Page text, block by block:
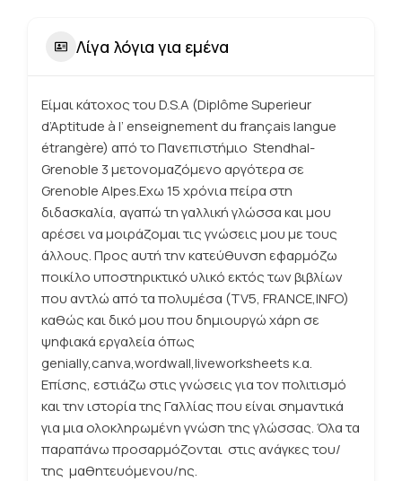
Λίγα λόγια για εμένα
Είμαι κάτοχος του D.S.A (Diplôme Superieur
d’Aptitude à l’ enseignement du français langue
étrangère) από το Πανεπιστήμιο Stendhal-
Grenoble 3 μετoνομαζόμενο αργότερα σε
Grenoble Alpes.Εχω 15 χρόνια πείρα στη
διδασκαλία, αγαπώ τη γαλλική γλώσσα και μου
αρέσει να μοιράζομαι τις γνώσεις μου με τους
άλλους. Προς αυτή την κατεύθυνση εφαρμόζω
ποικίλο υποστηρικτικό υλικό εκτός των βιβλίων
που αντλώ από τα πολυμέσα (TV5, FRANCE,INFO)
καθώς και δικό μου που δημιουργώ χάρη σε
ψηφιακά εργαλεία όπως
genially,canva,wordwall,liveworksheets κ.α.
Επίσης, εστιάζω στις γνώσεις για τον πολιτισμό
και την ιστορία της Γαλλίας που είναι σημαντικά
για μια ολοκληρωμένη γνώση της γλώσσας. Όλα τα
παραπάνω προσαρμόζονται στις ανάγκες του/
της μαθητευόμενου/ης.